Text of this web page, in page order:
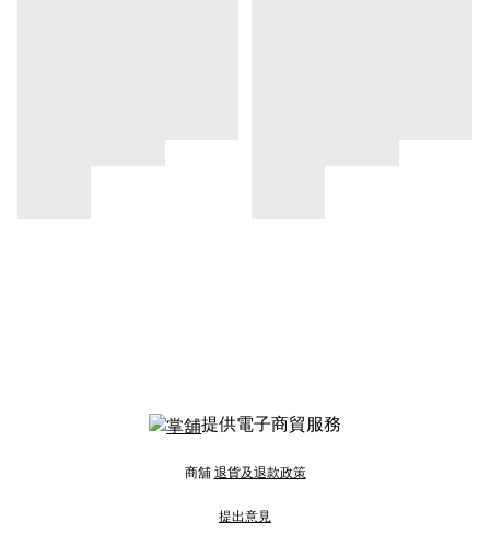
提供電子商貿服務
商舖 退貨及退款政策
提出意見